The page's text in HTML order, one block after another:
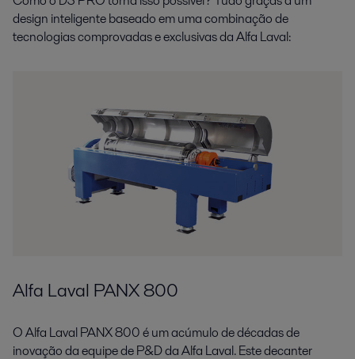
design inteligente baseado em uma combinação de
tecnologias comprovadas e exclusivas da Alfa Laval:
Alfa Laval PANX 800
O Alfa Laval PANX 800 é um acúmulo de décadas de
inovação da equipe de P&D da Alfa Laval. Este decanter